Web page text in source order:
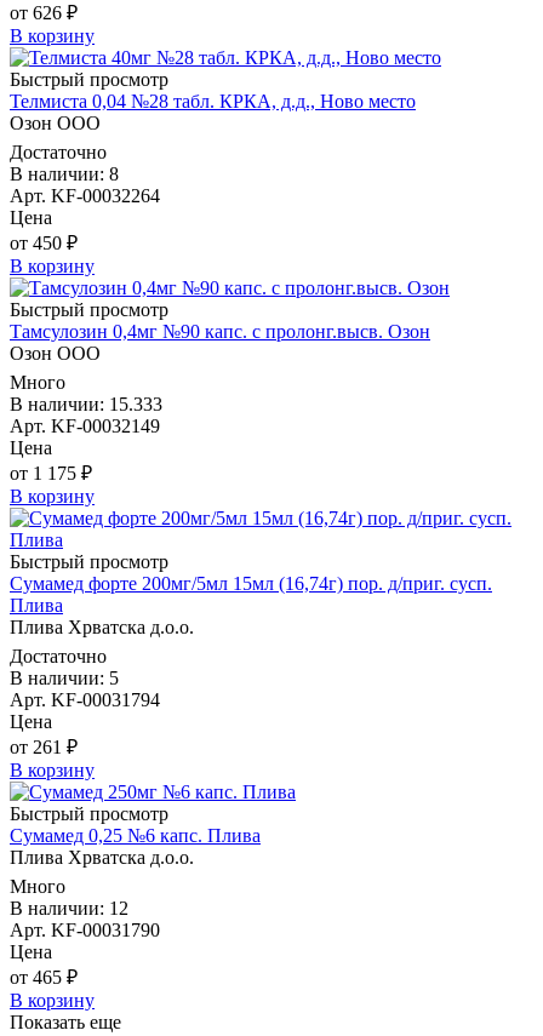
от 626 ₽
В корзину
Быстрый просмотр
Телмиста 0,04 №28 табл. КРКА, д.д., Ново место
Озон ООО
Достаточно
В наличии: 8
Арт. KF-00032264
Цена
от 450 ₽
В корзину
Быстрый просмотр
Тамсулозин 0,4мг №90 капс. с пролонг.высв. Озон
Озон ООО
Много
В наличии: 15.333
Арт. KF-00032149
Цена
от 1 175 ₽
В корзину
Быстрый просмотр
Сумамед форте 200мг/5мл 15мл (16,74г) пор. д/приг. сусп.
Плива
Плива Хрватска д.о.о.
Достаточно
В наличии: 5
Арт. KF-00031794
Цена
от 261 ₽
В корзину
Быстрый просмотр
Сумамед 0,25 №6 капс. Плива
Плива Хрватска д.о.о.
Много
В наличии: 12
Арт. KF-00031790
Цена
от 465 ₽
В корзину
Показать еще